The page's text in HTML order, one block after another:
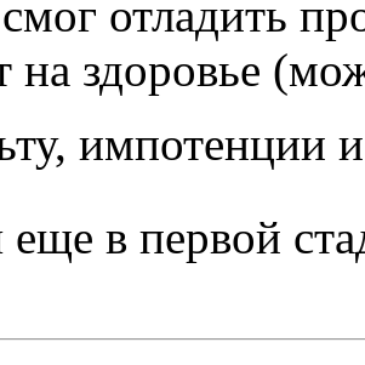
отладить
на здоровье
импотенции
еще в первой